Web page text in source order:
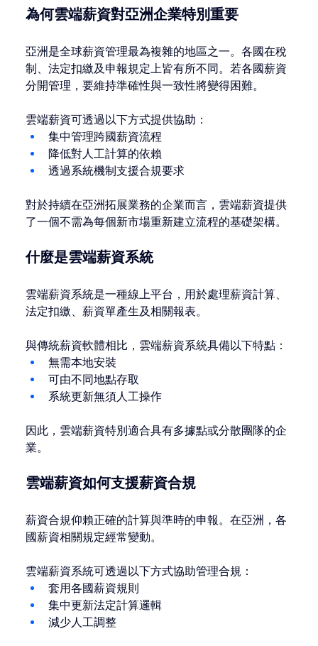
為何雲端薪資對亞洲企業特別重要
亞洲是全球薪資管理最為複雜的地區之一。各國在稅
制、法定扣繳及申報規定上皆有所不同。若各國薪資
分開管理，要維持準確性與一致性將變得困難。
雲端薪資可透過以下方式提供協助：
集中管理跨國薪資流程
降低對人工計算的依賴
透過系統機制支援合規要求
對於持續在亞洲拓展業務的企業而言，雲端薪資提供
了一個不需為每個新市場重新建立流程的基礎架構。
什麼是雲端薪資系統
雲端薪資系統是一種線上平台，用於處理薪資計算、
法定扣繳、薪資單產生及相關報表。
與傳統薪資軟體相比，雲端薪資系統具備以下特點：
無需本地安裝
可由不同地點存取
系統更新無須人工操作
因此，雲端薪資特別適合具有多據點或分散團隊的企
業。
雲端薪資如何支援薪資合規
薪資合規仰賴正確的計算與準時的申報。在亞洲，各
國薪資相關規定經常變動。
雲端薪資系統可透過以下方式協助管理合規：
套用各國薪資規則
集中更新法定計算邏輯
減少人工調整